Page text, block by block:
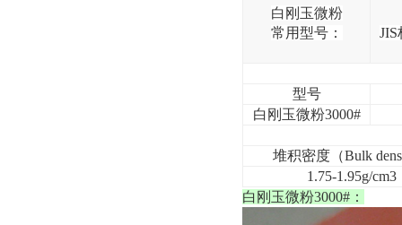
白刚玉微粉
常用型号：
JIS
型号
白刚玉微粉3000#
堆积密度（Bulk
1.75-1.95g/cm3
白刚玉微粉3000#：